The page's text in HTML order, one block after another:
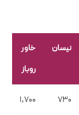
نیسان
خاور
روباز
730
1,700